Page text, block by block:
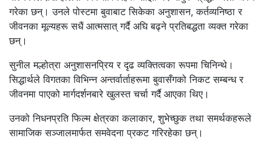
गरेका छन्। उनले पोस्टमा बुवाबाट सिकेका अनुशासन, कर्तव्यनिष्ठा र
जीवनका मूल्यहरू सधैं आत्मसात् गर्दै अघि बढ्ने प्रतिबद्धता व्यक्त गरेका
छन्।
सुनील मल्होत्रा अनुशासनप्रिय र दृढ व्यक्तित्वका रूपमा चिनिन्थे।
सिद्धार्थले विगतका विभिन्न अन्तर्वार्ताहरूमा बुवासँगको निकट सम्बन्ध र
जीवनमा पाएको मार्गदर्शनबारे खुलस्त चर्चा गर्दै आएका थिए।
उनको निधनप्रति फिल्म क्षेत्रका कलाकार, शुभेच्छुक तथा समर्थकहरूले
सामाजिक सञ्जालमार्फत समवेदना प्रकट गरिरहेका छन्।